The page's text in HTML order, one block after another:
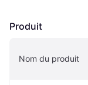
Produit
Nom du produit